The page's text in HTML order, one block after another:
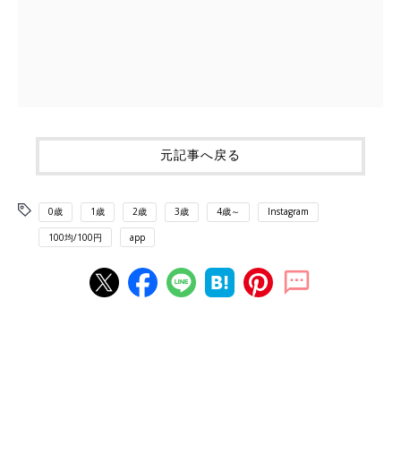
元記事へ戻る
0歳 1歳 2歳 3歳 4歳～ Instagram
100均/100円 app